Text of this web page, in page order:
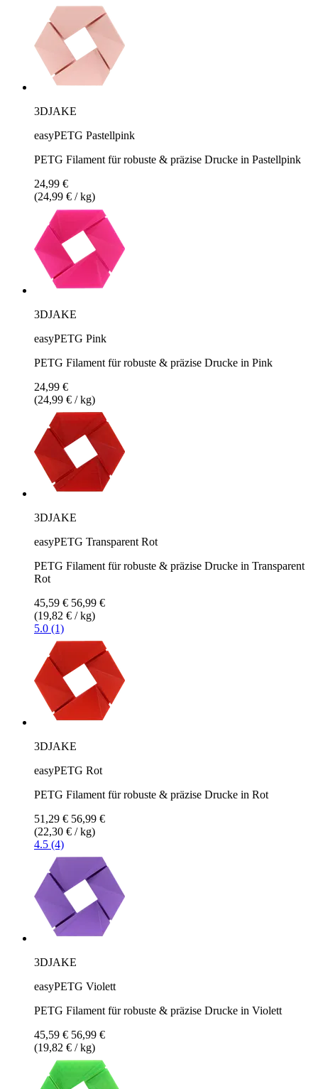
3DJAKE
easyPETG Pastellpink
PETG Filament für robuste & präzise Drucke in Pastellpink
24,99 €
(24,99 € / kg)
3DJAKE
easyPETG Pink
PETG Filament für robuste & präzise Drucke in Pink
24,99 €
(24,99 € / kg)
3DJAKE
easyPETG Transparent Rot
PETG Filament für robuste & präzise Drucke in Transparent
Rot
45,59 € 56,99 €
(19,82 € / kg)
5.0 (1)
3DJAKE
easyPETG Rot
PETG Filament für robuste & präzise Drucke in Rot
51,29 € 56,99 €
(22,30 € / kg)
4.5 (4)
3DJAKE
easyPETG Violett
PETG Filament für robuste & präzise Drucke in Violett
45,59 € 56,99 €
(19,82 € / kg)